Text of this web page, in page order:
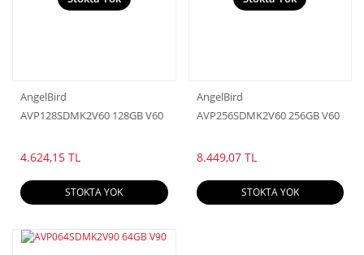
AngelBird
AVP128SDMK2V60 128GB V60
4.624,15 TL
STOKTA YOK
AngelBird
AVP256SDMK2V60 256GB V60
8.449,07 TL
STOKTA YOK